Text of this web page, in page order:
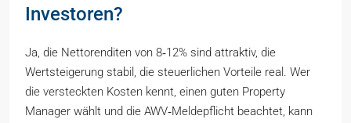
Investoren?
Ja, die Nettorenditen von 8‑12% sind attraktiv, die
Wertsteigerung stabil, die steuerlichen Vorteile real. Wer
die versteckten Kosten kennt, einen guten Property
Manager wählt und die AWV‑Meldepflicht beachtet, kann